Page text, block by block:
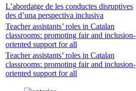
L’abordatge de les conductes disruptives
des d’una perspectiva inclusiva
Teacher assistants’ roles in Catalan
classrooms: promoting fair and inclusion-
oriented support for all
Teacher assistants’ roles in Catalan
classrooms: promoting fair and inclusion-
oriented support for all